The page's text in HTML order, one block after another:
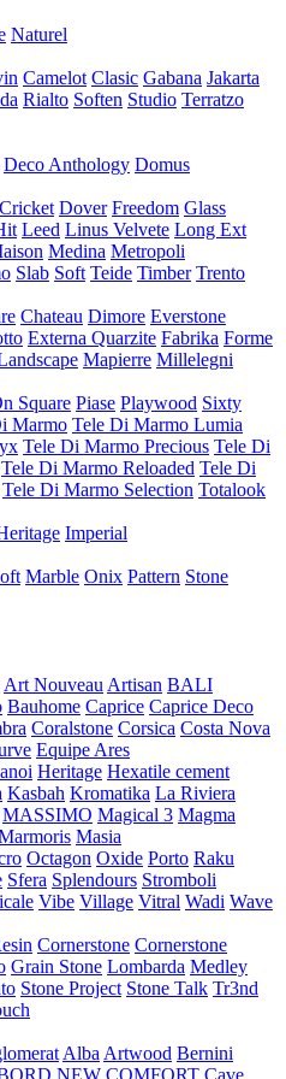
Naturel
Camelot Clasic Gabana Jakarta
Rialto Soften Studio Terratzo
Deco Anthology Domus
Cricket Dover Freedom Glass
Leed Linus Velvete Long Ext
Medina Metropoli
Slab Soft Teide Timber Trento
Chateau Dimore Everstone
Externa Quarzite Fabrika Forme
Mapierre Millelegni
Square Piase Playwood Sixty
Marmo Tele Di Marmo Lumia
Tele Di Marmo Precious Tele Di
Tele Di Marmo Reloaded Tele Di
Tele Di Marmo Selection Totalook
Imperial
Marble Onix Pattern Stone
Art Nouveau Artisan BALI
Bauhome Caprice Caprice Deco
Coralstone Corsica Costa Nova
Equipe Ares
Heritage Hexatile cement
Kasbah Kromatika La Riviera
MASSIMO Magical 3 Magma
Masia
Octagon Oxide Porto Raku
Sfera Splendours Stromboli
Vibe Village Vitral Wadi Wave
Cornerstone Cornerstone
Grain Stone Lombarda Medley
Stone Project Stone Talk Tr3nd
Alba Artwood Bernini